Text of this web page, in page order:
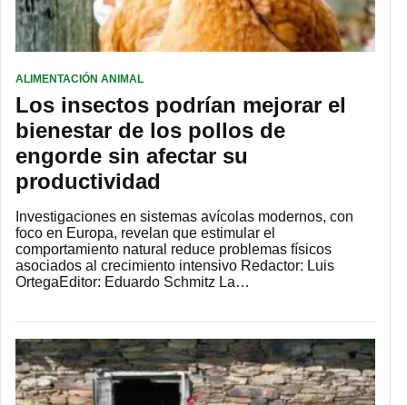
ALIMENTACIÓN ANIMAL
Los insectos podrían mejorar el
bienestar de los pollos de
engorde sin afectar su
productividad
Investigaciones en sistemas avícolas modernos, con
foco en Europa, revelan que estimular el
comportamiento natural reduce problemas físicos
asociados al crecimiento intensivo Redactor: Luis
OrtegaEditor: Eduardo Schmitz La…